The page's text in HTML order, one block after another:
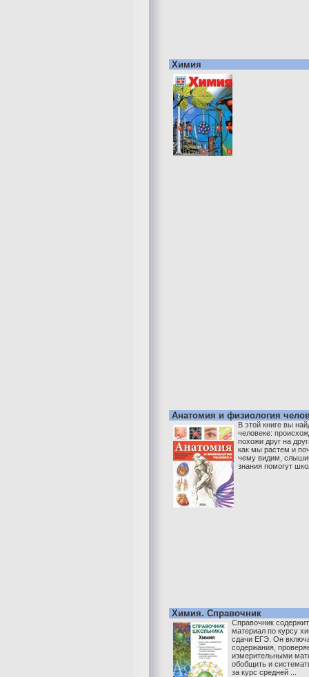
Химия
Анатомия и физиология
В этой книге вы
человеке:
похожи друг на
как мы растем и
чему видим,
знания помогут
Химия. Справочник
Справочник
материал по курсу
сдачи ЕГЭ. Он
содержания,
измерительными
обобщить и
за курс средней ...